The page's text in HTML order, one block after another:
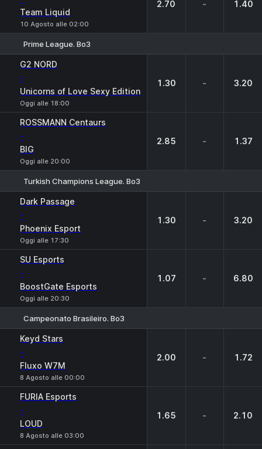
Team Liquid
10 Agosto alle 02:00
2.70 - 1.40
Prime League. Bo3
G2 NORD
-
Unicorns of Love Sexy Edition
Oggi alle 18:00
1.30 - 3.20
ROSSMANN Centaurs
-
BIG
Oggi alle 20:00
2.85 - 1.37
Turkish Champions League. Bo3
Dark Passage
-
Phoenix Esport
Oggi alle 17:30
1.30 - 3.20
SU Esports
-
BoostGate Esports
Oggi alle 20:30
1.07 - 6.80
Campeonato Brasileiro. Bo3
Keyd Stars
-
Fluxo W7M
8 Agosto alle 00:00
2.00 - 1.72
FURIA Esports
-
LOUD
8 Agosto alle 03:00
1.65 - 2.10